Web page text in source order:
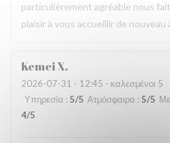
particulièrement agréable nous
plaisir à vous accueillir de nouveau
KemeiX
2026-07-31 - 12:45 - καλεσμένοι 5
Υπηρεσία : 5/5 Ατμόσφαιρα : 5/5
4/5